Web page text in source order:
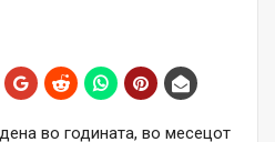
во годината, во месецот